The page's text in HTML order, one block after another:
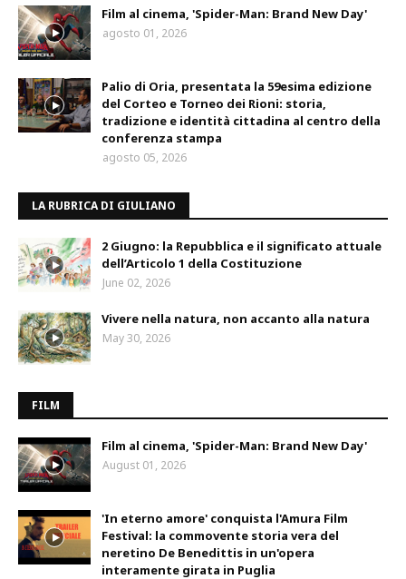
Film al cinema, 'Spider-Man: Brand New Day'
agosto 01, 2026
Palio di Oria, presentata la 59esima edizione
del Corteo e Torneo dei Rioni: storia,
tradizione e identità cittadina al centro della
conferenza stampa
agosto 05, 2026
LA RUBRICA DI GIULIANO
2 Giugno: la Repubblica e il significato attuale
dell’Articolo 1 della Costituzione
June 02, 2026
Vivere nella natura, non accanto alla natura
May 30, 2026
FILM
Film al cinema, 'Spider-Man: Brand New Day'
August 01, 2026
'In eterno amore' conquista l'Amura Film
Festival: la commovente storia vera del
neretino De Benedittis in un'opera
interamente girata in Puglia